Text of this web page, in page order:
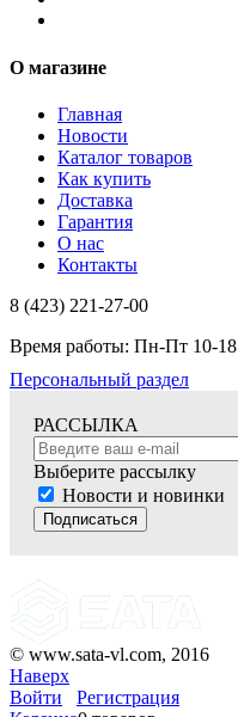
О магазине
Главная
Новости
Каталог товаров
Как купить
Доставка
Гарантия
О нас
Контакты
8 (423) 221-27-00
Время работы: Пн-Пт 10-18
Персональный раздел
РАССЫЛКА
Выберите рассылку
Новости и новинки
Подписаться
© www.sata-vl.com, 2016
Наверх
Войти
Регистрация